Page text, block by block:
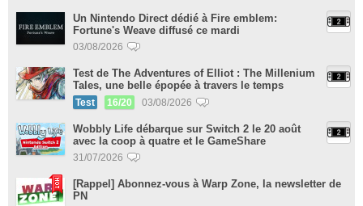
Un Nintendo Direct dédié à Fire emblem:
Fortune's Weave diffusé ce mardi
03/08/2026
Test de The Adventures of Elliot : The Millenium
Tales, une belle épopée à travers le temps
Test 16/20 03/08/2026
Wobbly Life débarque sur Switch 2 le 20 août
avec la coop à quatre et le GameShare
31/07/2026
[Rappel] Abonnez-vous à Warp Zone, la newsletter de
PN